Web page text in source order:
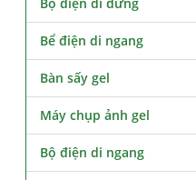
Bể điện di ngang
Bàn sấy gel
Máy chụp ảnh gel
Bộ điện di ngang